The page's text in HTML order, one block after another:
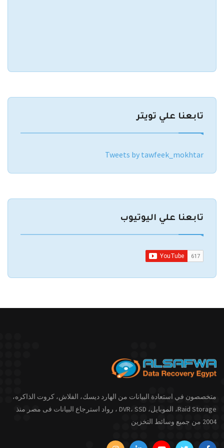
تابعنا علي تويتر
Tweets by tawfeek_mokhtar
تابعنا علي اليوتيوب
متخصصون في استعادة البيانات من الهارد ديسك، الفلاش، كروت الذاكره،
Raid Storage، الموبايل، DVR، SSD ، رواد استرجاع البيانات فى مصر منذ
2004 من جميع وسائط التخزين